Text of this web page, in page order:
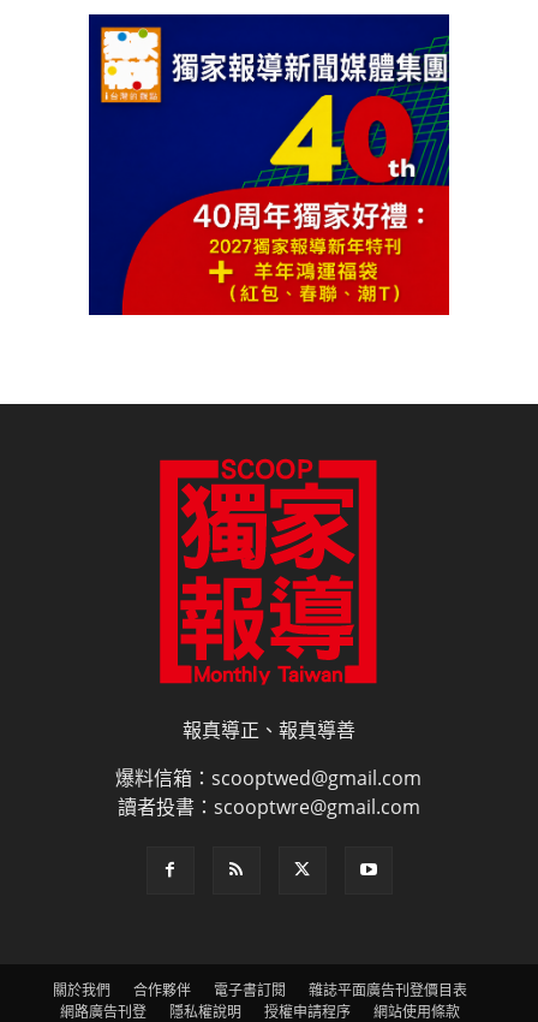
報真導正、報真導善
爆料信箱：scooptwed@gmail.com
讀者投書：scooptwre@gmail.com
關於我們 合作夥伴 電子書訂閱
雜誌平面廣告刊登價目表
網路廣告刊登
隱私權說明 授權申請程序 網站使用條款